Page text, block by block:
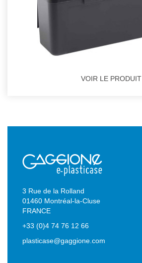
VOIR LE PRODUIT
3 Rue de la Rolland
01460 Montréal-la-Cluse
FRANCE
+33 (0)4 74 76 12 66
plasticase@gaggione.com